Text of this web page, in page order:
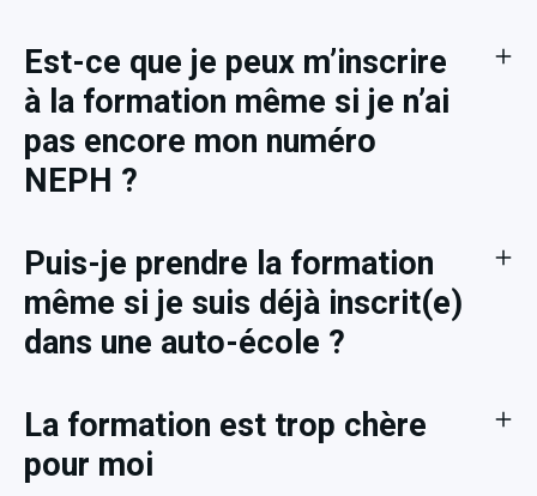
Est-ce que je peux m’inscrire
à la formation même si je n’ai
pas encore mon numéro
NEPH ?
Puis-je prendre la formation
même si je suis déjà inscrit(e)
dans une auto-école ?
La formation est trop chère
pour moi